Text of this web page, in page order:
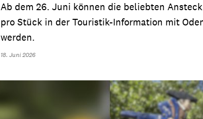
Ab dem 26. Juni können die beliebten
pro Stück in der Touristik-Information mit
werden.
18. Juni 2026